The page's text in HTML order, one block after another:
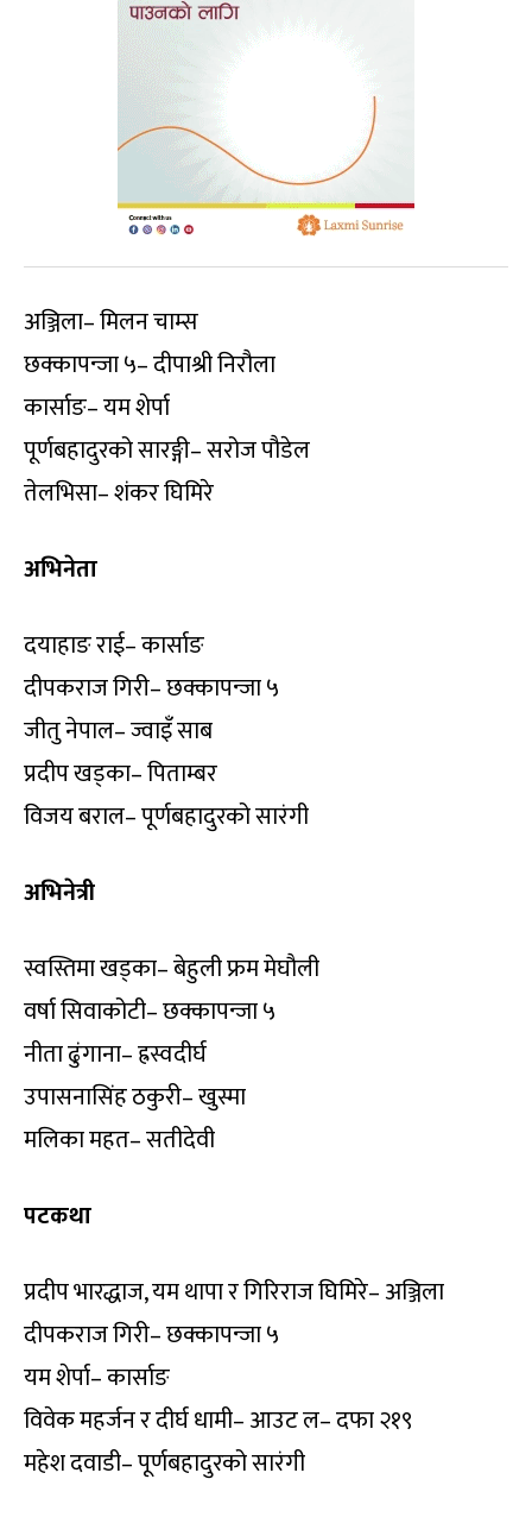
अञ्जिला– मिलन चाम्स
छक्कापन्जा ५– दीपाश्री निरौला
कार्साङ– यम शेर्पा
पूर्णबहादुरको सारङ्गी– सरोज पौडेल
तेलभिसा– शंकर घिमिरे
अभिनेता
दयाहाङ राई– कार्साङ
दीपकराज गिरी– छक्कापन्जा ५
जीतु नेपाल– ज्वाइँ साब
प्रदीप खड्का– पिताम्बर
विजय बराल– पूर्णबहादुरको सारंगी
अभिनेत्री
स्वस्तिमा खड्का– बेहुली फ्रम मेघौली
वर्षा सिवाकोटी– छक्कापन्जा ५
नीता ढुंगाना– ह्रस्वदीर्घ
उपासनासिंह ठकुरी– खुस्मा
मलिका महत– सतीदेवी
पटकथा
प्रदीप भारद्धाज, यम थापा र गिरिराज घिमिरे– अञ्जिला
दीपकराज गिरी– छक्कापन्जा ५
यम शेर्पा– कार्साङ
विवेक महर्जन र दीर्घ धामी– आउट ल– दफा २१९
महेश दवाडी– पूर्णबहादुरको सारंगी